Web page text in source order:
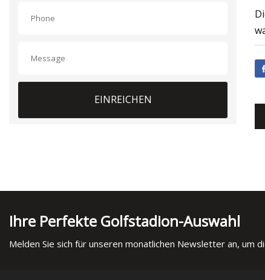
EINREICHEN
Ihre Perfekte Golfstadion-Auswahl
Melden Sie sich für unseren monatlichen Newsletter an, um